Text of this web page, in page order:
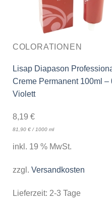
COLORATIONEN
Lisap Diapason
Creme Permanent 100ml
Violett
8,19 €
81,90 €/1000 ml
inkl. 19 % MwSt.
zzgl. Versandkosten
Lieferzeit: 2-3 Tage